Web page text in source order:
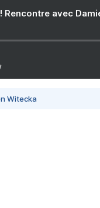
avec
Witecka